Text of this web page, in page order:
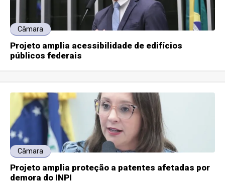
Câmara
Projeto amplia acessibilidade de edifícios
públicos federais
Câmara
Projeto amplia proteção a patentes afetadas por
demora do INPI